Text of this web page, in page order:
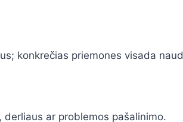
konkrečias priemones visada
ar problemos pašalinimo.